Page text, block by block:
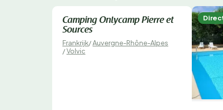
Direct te boeken
Camping Onlycamp Pierre et
Sources
Frankrijk/Auvergne-Rhône-Alpes
/Volvic